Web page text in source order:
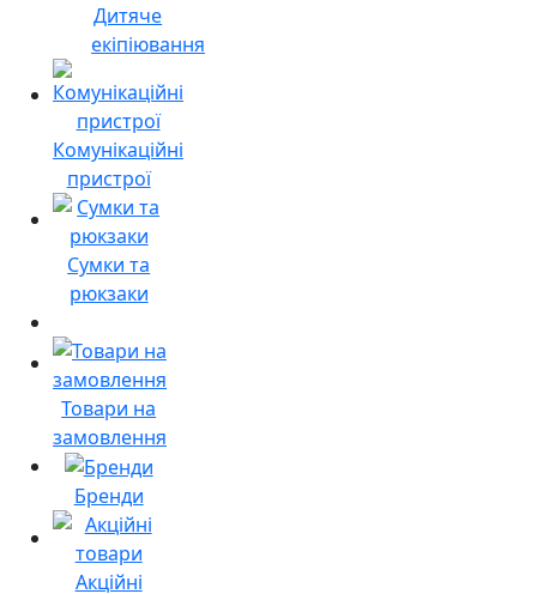
Дитяче
екіпіювання
Комунікаційні
пристрої
Сумки та
рюкзаки
Товари на
замовлення
Бренди
Акційні